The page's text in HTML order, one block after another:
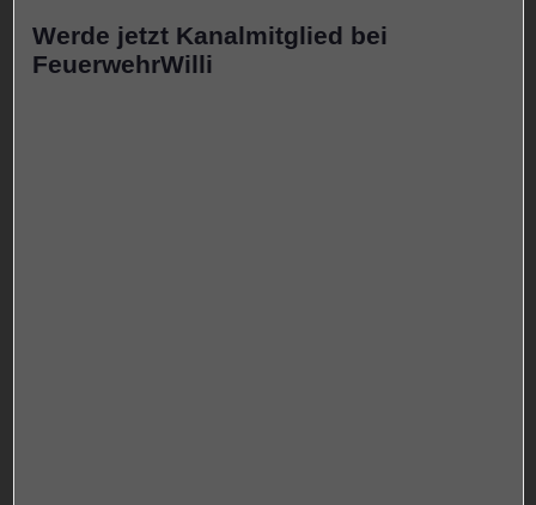
Werde jetzt Kanalmitglied bei
FeuerwehrWilli